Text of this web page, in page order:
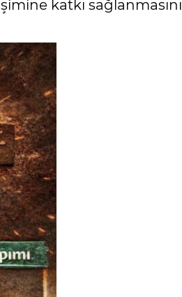
katkı sağlanmasını